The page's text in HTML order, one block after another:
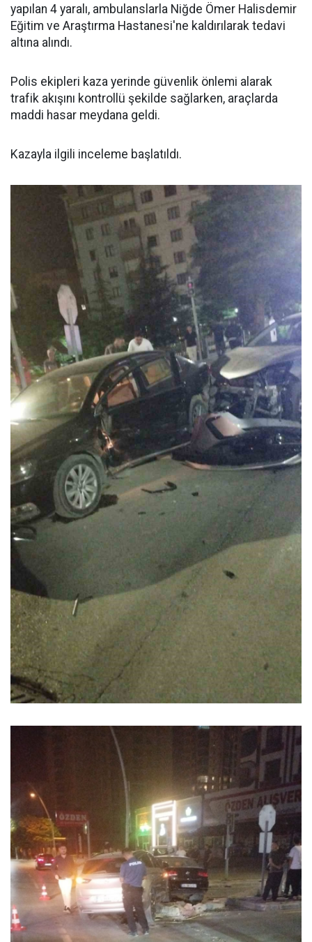
yapılan 4 yaralı, ambulanslarla Niğde Ömer Halisdemir
Eğitim ve Araştırma Hastanesi'ne kaldırılarak tedavi
altına alındı.
Polis ekipleri kaza yerinde güvenlik önlemi alarak
trafik akışını kontrollü şekilde sağlarken, araçlarda
maddi hasar meydana geldi.
Kazayla ilgili inceleme başlatıldı.